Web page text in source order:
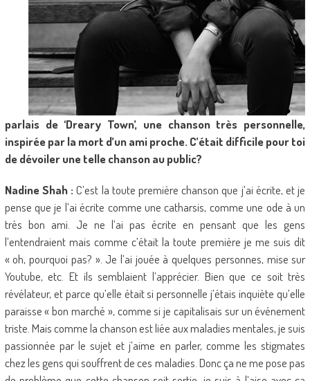
parlais de ‘Dreary Town’, une chanson très personnelle,
inspirée par la mort d’un ami proche. C’était difficile pour toi
de dévoiler une telle chanson au public?
Nadine Shah : C’est la toute première chanson que j’ai écrite, et je
pense que je l’ai écrite comme une catharsis, comme une ode à un
très bon ami. Je ne l’ai pas écrite en pensant que les gens
l’entendraient mais comme c’était la toute première je me suis dit
« oh, pourquoi pas? ». Je l’ai jouée à quelques personnes, mise sur
Youtube, etc. Et ils semblaient l’apprécier. Bien que ce soit très
révélateur, et parce qu’elle était si personnelle j’étais inquiète qu’elle
paraisse « bon marché », comme si je capitalisais sur un événement
triste. Mais comme la chanson est liée aux maladies mentales, je suis
passionnée par le sujet et j’aime en parler, comme les stigmates
chez les gens qui souffrent de ces maladies. Donc ça ne me pose pas